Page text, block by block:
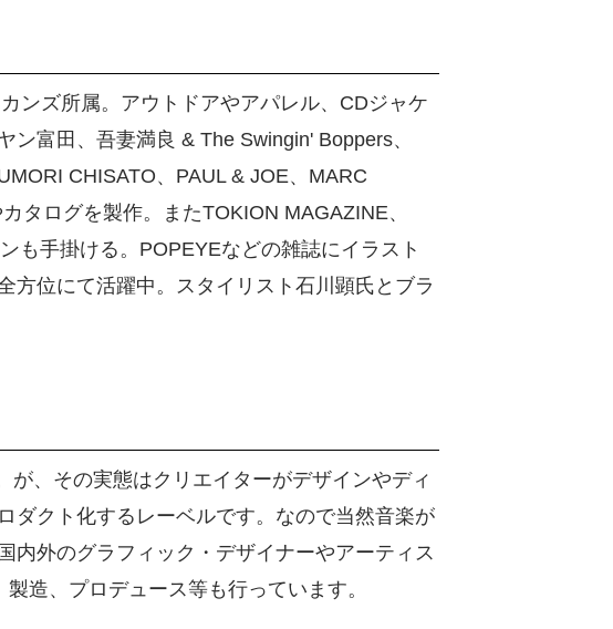
ズ所属。アウトドアやアパレル、CDジャケ
富田、吾妻満良 & The Swingin' Boppers、
CHISATO、PAUL & JOE、MARC
タログを製作。またTOKION MAGAZINE、
も手掛ける。POPEYEなどの雑誌にイラスト
方位にて活躍中。スタイリスト石川顕氏とブラ
、その実態はクリエイターがデザインやディ
ダクト化するレーベルです。なので当然音楽が
内外のグラフィック・デザイナーやアーティス
造、プロデュース等も行っています。